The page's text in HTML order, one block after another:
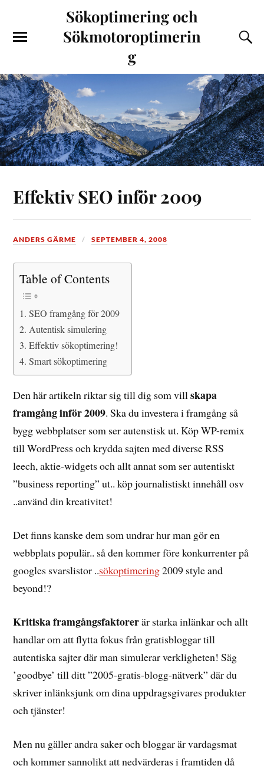
Sökoptimering och
Sökmotoroptimerin
g
Effektiv SEO inför 2009
ANDERS GÄRME SEPTEMBER 4, 2008
Table of Contents
SEO framgång för 2009
Autentisk simulering
Effektiv sökoptimering!
Smart sökoptimering
Den här artikeln riktar sig till dig som villskapa
framgång inför 2009. Ska du investera i framgång så
bygg webbplatser som ser autenstisk ut. Köp WP-remix
till WordPress och krydda sajten med diverse RSS
leech, aktie-widgets och allt annat som ser autentiskt
”business reporting” ut.. köp journalistiskt innehåll osv
..använd din kreativitet!
Det finns kanske dem som undrar hur man gör en
webbplats populär.. så den kommer före konkurrenter på
googles svarslistor ..sökoptimering2009 style and
beyond!?
Kritiska framgångsfaktorerär starka inlänkar och allt
handlar om att flytta fokus från gratisbloggar till
autentiska sajter där man simulerar verkligheten! Säg
’goodbye’ till ditt ”2005-gratis-blogg-nätverk” där du
skriver inlänksjunk om dina uppdragsgivares produkter
och tjänster!
Men nu gäller andra saker och bloggar är vardagsmat
och kommer sannolikt att nedvärderas i framtiden då